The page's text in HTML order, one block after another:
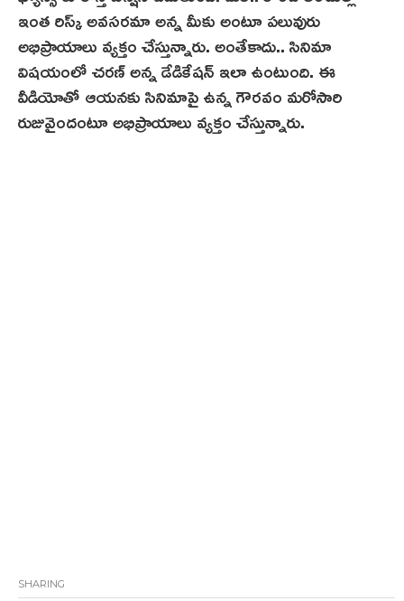
ఇంత రిస్క్ అవసరమా అన్న మీకు అంటూ పలువురు
అభిప్రాయాలు వ్యక్తం చేస్తున్నారు. అంతేకాదు.. సినిమా
విషయంలో చరణ్ అన్న డేడికేషన్ ఇలా ఉంటుంది. ఈ
వీడియోతో ఆయనకు సినిమాపై ఉన్న గౌరవం మరోసారి
రుజువైందంటూ అభిప్రాయాలు వ్యక్తం చేస్తున్నారు.
SHARING